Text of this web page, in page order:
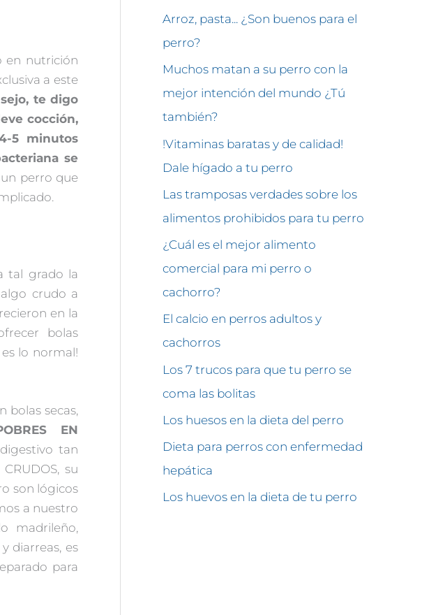
en nutrición
a este
te digo
cocción,
5 minutos
se
perro que
tal grado la
crudo a
en la
bolas
lo normal!
bolas secas,
EN
tan
su
son lógicos
a nuestro
madrileño,
diarreas, es
para
Arroz, pasta... ¿Son buenos para el
perro?
Muchos matan a su perro con la
mejor intención del mundo ¿Tú
también?
!Vitaminas baratas y de calidad!
Dale hígado a tu perro
Las tramposas verdades sobre los
alimentos prohibidos para tu perro
¿Cuál es el mejor alimento
comercial para mi perro o
cachorro?
El calcio en perros adultos y
cachorros
Los 7 trucos para que tu perro se
coma las bolitas
Los huesos en la dieta del perro
Dieta para perros con enfermedad
hepática
Los huevos en la dieta de tu perro